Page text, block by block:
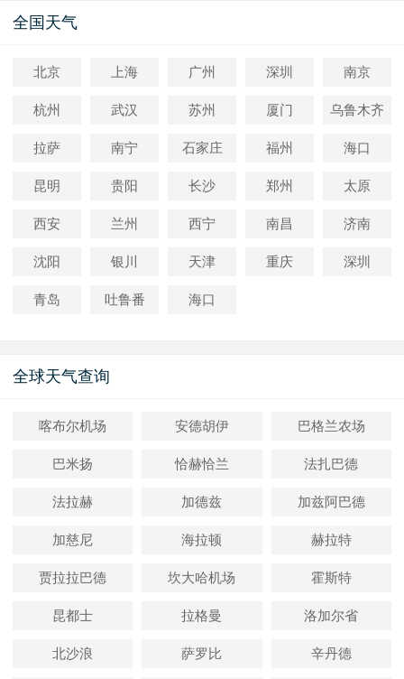
全国天气
北京 上海 广州 深圳 南京
杭州 武汉 苏州 厦门 乌鲁木齐
拉萨 南宁 石家庄 福州 海口
昆明 贵阳 长沙 郑州 太原
西安 兰州 西宁 南昌 济南
沈阳 银川 天津 重庆 深圳
青岛 吐鲁番 海口
全球天气查询
喀布尔机场 安德胡伊 巴格兰农场
巴米扬 恰赫恰兰 法扎巴德
法拉赫 加德兹 加兹阿巴德
加慈尼 海拉顿 赫拉特
贾拉拉巴德 坎大哈机场 霍斯特
昆都士 拉格曼 洛加尔省
北沙浪 萨罗比 辛丹德